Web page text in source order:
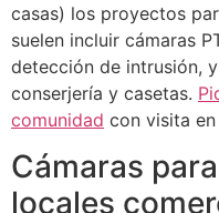
casas) los proyectos
suelen incluir cámaras
detección de intrusión,
conserjería y casetas.
comunidad con visita
Cámaras
locales